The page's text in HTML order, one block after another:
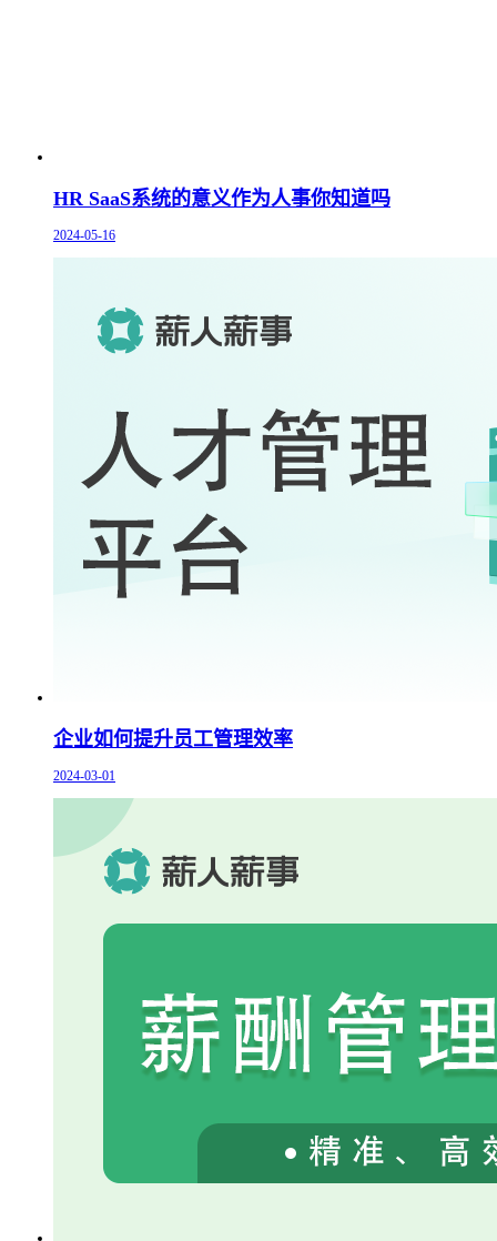
HR SaaS系统的意义作为人事你知道吗
2024-05-16
企业如何提升员工管理效率
2024-03-01